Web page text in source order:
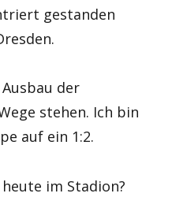
gestanden
der
stehen. Ich bin
auf ein 1:2.
im Stadion?